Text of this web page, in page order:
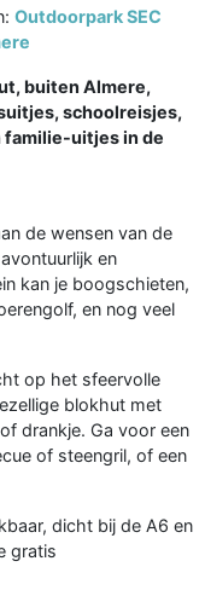
Outdoorpark SEC
buiten Almere,
schoolreisjes,
uitjes in de
de wensen van de
en
kan je boogschieten,
en nog veel
op het sfeervolle
blokhut met
drankje. Ga voor een
of steengril, of een
dicht bij de A6 en
gratis